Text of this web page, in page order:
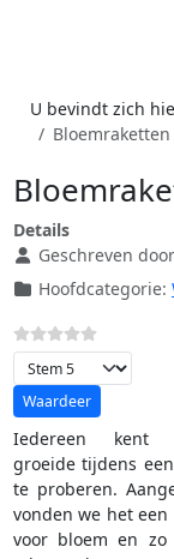
U bevindt zich
Bloemraketten
Details
Geschreven
Hoofdcategorie:
Voeg waardering toe
Iedereen
groeide tijdens
te proberen.
vonden we het
voor bloem en